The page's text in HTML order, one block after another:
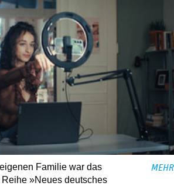
Familie war das
»Neues deutsches
MEHR